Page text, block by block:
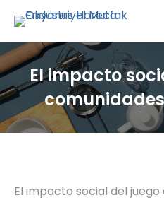
El impacto
El impacto social del